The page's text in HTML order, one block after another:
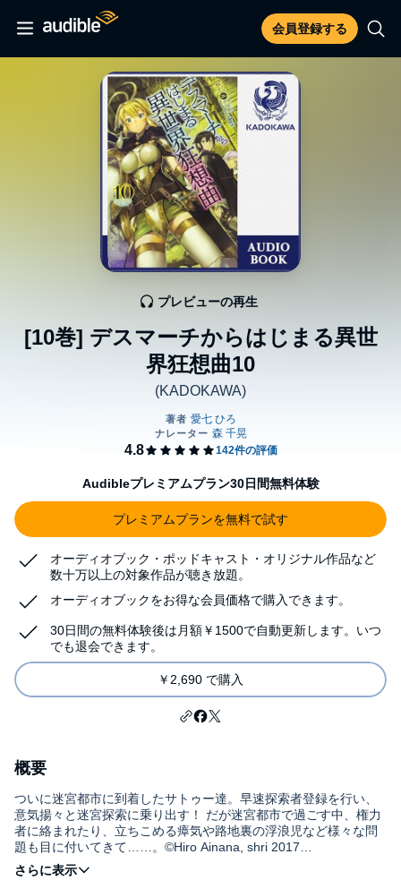
会員登録する
[10巻] デスマーチからはじまる異世
界狂想曲10
(KADOKAWA)
プレビューの再生
Audibleプレミアムプラン30日間無料体験
プレミアムプランを無料で試す
オーディオブック・ポッドキャスト・オリジナル作品など
数十万以上の対象作品が聴き放題。
オーディオブックをお得な会員価格で購入できます。
30日間の無料体験後は月額￥1500で自動更新します。いつ
でも退会できます。
￥2,690 で購入
概要
ついに迷宮都市に到着したサトゥー達。早速探索者登録を行い、
意気揚々と迷宮探索に乗り出す！ だが迷宮都市で過ごす中、権力
者に絡まれたり、立ちこめる瘴気や路地裏の浮浪児など様々な問
題も目に付いてきて……。©Hiro Ainana, shri 2017
(P)KADOKAWA